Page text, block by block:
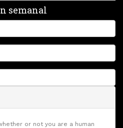
semanal
or not you are a human